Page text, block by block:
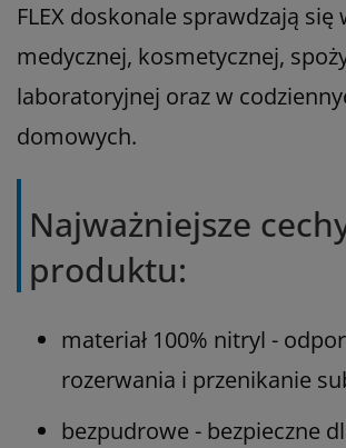
FLEX doskonale sprawdzają się
medycznej, kosmetycznej,
laboratoryjnej oraz w
domowych.
Najważniejsze
produktu:
materiał 100% nitryl -
rozerwania i przenikanie
bezpudrowe - bezpieczne